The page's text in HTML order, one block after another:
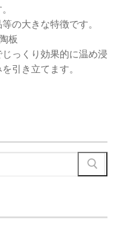
の大きな特徴です。
板
っくり効果的に温め浸
引き立てます。